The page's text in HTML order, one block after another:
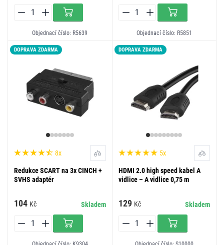
Objednací číslo: R5639 Objednací číslo: R5851
DOPRAVA ZDARMA
8x
Redukce SCART na 3x CINCH +
SVHS adaptér
104 Kč Skladem
DOPRAVA ZDARMA
5x
HDMI 2.0 high speed kabel A
vidlice – A vidlice 0,75 m
129 Kč Skladem